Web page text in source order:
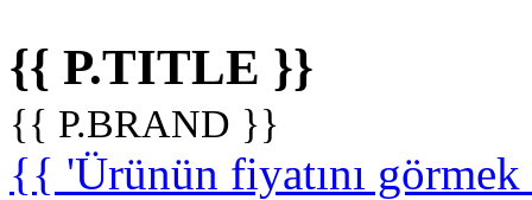
{{ P.TITLE }}
{{ P.BRAND }}
{{ 'Ürünün fiyatını